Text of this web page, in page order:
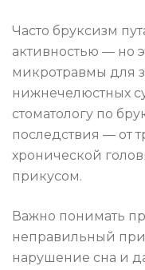
Часто бруксизм
активностью — но
микротравмы для
нижнечелюстных
стоматологу по
последствия — от
хронической
прикусом.
Важно понимать
неправильный
нарушение сна и